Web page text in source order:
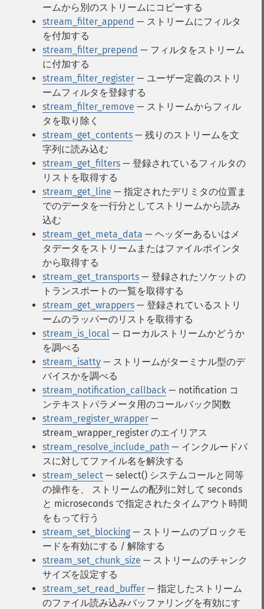
ームから別のストリームにコピーする
stream_filter_append — ストリームにフィルタ
を付加する
stream_filter_prepend — フィルタをストリーム
に付加する
stream_filter_register — ユーザー定義のストリ
ームフィルタを登録する
stream_filter_remove — ストリームからフィル
タを取り除く
stream_get_contents — 残りのストリームを文
字列に読み込む
stream_get_filters — 登録されているフィルタの
リストを取得する
stream_get_line — 指定されたデリミタの位置ま
でのデータを一行分としてストリームから読み
込む
stream_get_meta_data — ヘッダーあるいはメ
タデータをストリームまたはファイルポインタ
から取得する
stream_get_transports — 登録されたソケットの
トランスポートの一覧を取得する
stream_get_wrappers — 登録されているストリ
ームのラッパーのリストを取得する
stream_is_local — ローカルストリームかどうか
を調べる
stream_isatty — ストリームがターミナル型のデ
バイスかを調べる
stream_notification_callback — notification コ
ンテキストパラメータ用のコールバック関数
stream_register_wrapper —
stream_wrapper_register のエイリアス
stream_resolve_include_path — インクルードパ
スに対してファイル名を解決する
stream_select — select() システムコールと同等
の操作を、 ストリームの配列に対して seconds
と microseconds で指定されたタイムアウト時間
をもって行う
stream_set_blocking — ストリームのブロックモ
ードを有効にする / 解除する
stream_set_chunk_size — ストリームのチャンク
サイズを設定する
stream_set_read_buffer — 指定したストリーム
のファイル読み込みバッファリングを有効にす